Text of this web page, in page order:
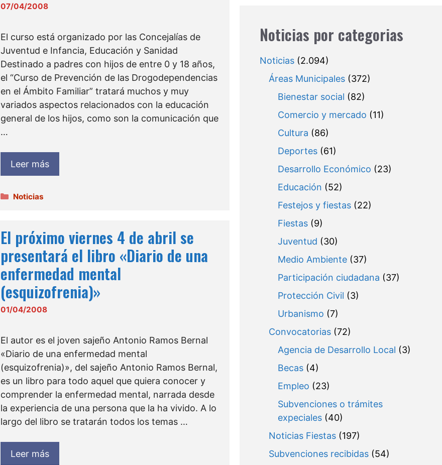
07/04/2008
El curso está organizado por las Concejalías de
Juventud e Infancia, Educación y Sanidad
Destinado a padres con hijos de entre 0 y 18 años,
el “Curso de Prevención de las Drogodependencias
en el Ámbito Familiar” tratará muchos y muy
variados aspectos relacionados con la educación
general de los hijos, como son la comunicación que
…
Leer más
Categorías
Noticias
El próximo viernes 4 de abril se
presentará el libro «Diario de una
enfermedad mental
(esquizofrenia)»
01/04/2008
El autor es el joven sajeño Antonio Ramos Bernal
«Diario de una enfermedad mental
(esquizofrenia)», del sajeño Antonio Ramos Bernal,
es un libro para todo aquel que quiera conocer y
comprender la enfermedad mental, narrada desde
la experiencia de una persona que la ha vivido. A lo
largo del libro se tratarán todos los temas …
Leer más
Noticias por categorias
Noticias(2.094)
Áreas Municipales(372)
Bienestar social (82)
Comercio y mercado (11)
Cultura (86)
Deportes(61)
Desarrollo Económico (23)
Educación (52)
Festejos y fiestas(22)
Fiestas(9)
Juventud (30)
Medio Ambiente(37)
Participación ciudadana (37)
Protección Civil (3)
Urbanismo (7)
Convocatorias(72)
Agencia de Desarrollo Local (3)
Becas(4)
Empleo (23)
Subvenciones o trámites
expeciales(40)
Noticias Fiestas(197)
Subvenciones recibidas(54)